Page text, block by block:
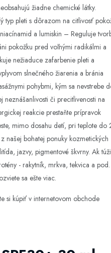
žiadne chemické látky.
typ pleti s dôrazom na citlivosť
a lumiskin – Reguluje
pokožku pred voľnými radikálmi a
nežiaduce zafarbenie pleti a
slnečného žiarenia a bránia
pohybmi, kým sa nevstrebe
či precitlivenosti na
reakcie prestaňte prípravok
mimo dosahu detí, pri teplote do
našej bohatej ponuky kozmetických
jazvy, pigmentové škvrny. Ak
- rakytník, mrkva, tekvica a
sa ešte viac.
si kúpiť v internetovom obchode